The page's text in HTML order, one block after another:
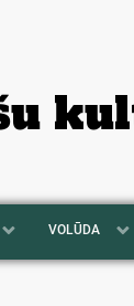
VOLŪDA